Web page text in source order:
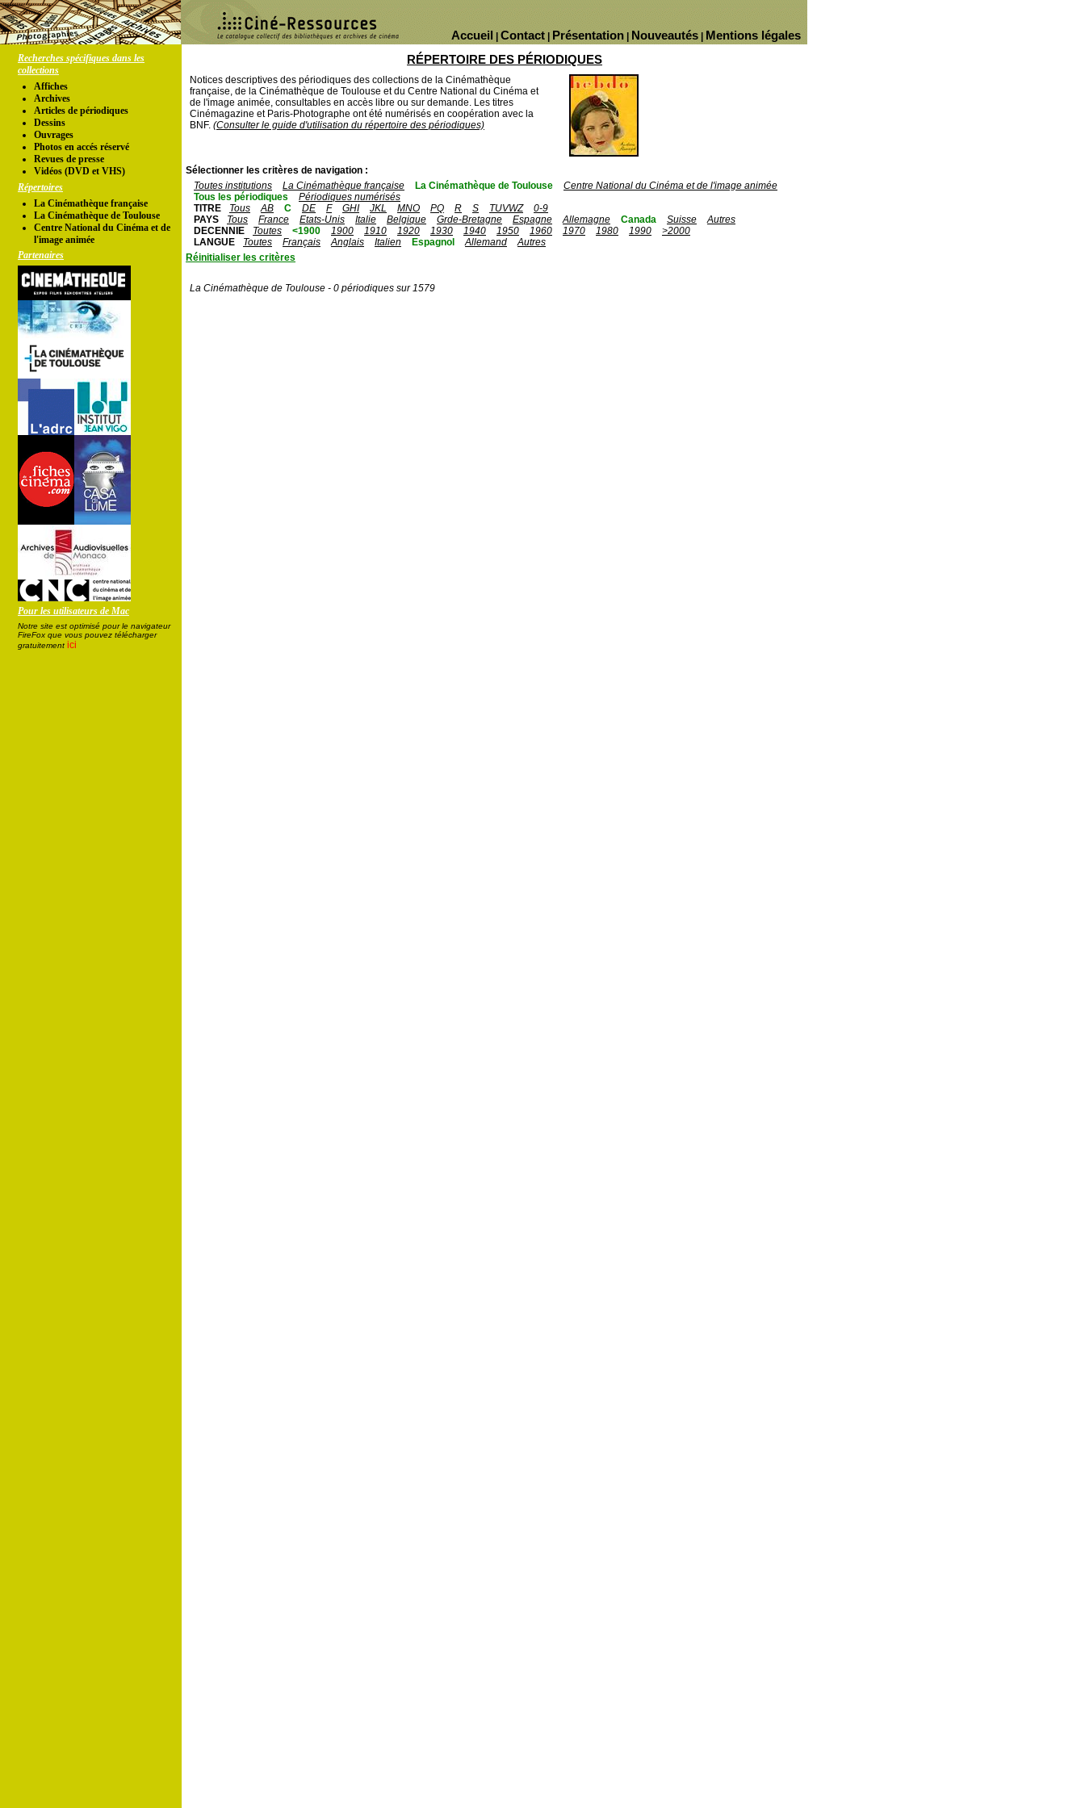
Mentions légales
Nouveautés
Présentation
Contact
Accueil
Recherches spécifiques dans les
collections
Affiches
Archives
Articles de périodiques
Dessins
Ouvrages
Photos en accés réservé
Revues de presse
Vidéos (DVD et VHS)
Répertoires
La Cinémathèque française
La Cinémathèque de Toulouse
Centre National du Cinéma et de
l'image animée
Partenaires
Pour les utilisateurs de Mac
Notre site est optimisé pour le navigateur
FireFox que vous pouvez télécharger
gratuitement ici
RÉPERTOIRE DES PÉRIODIQUES
Notices descriptives des périodiques des collections de la Cinémathèque
française, de la Cinémathèque de Toulouse et du Centre National du Cinéma et
de l'image animée, consultables en accès libre ou sur demande. Les titres
Cinémagazine et Paris-Photographe ont été numérisés en coopération avec la
BNF. (Consulter le guide d'utilisation du répertoire des périodiques)
Sélectionner les critères de navigation :
Toutes institutions
La Cinémathèque française La Cinémathèque de Toulouse
Centre National du Cinéma et de l'image animée
Tous les périodiques
Périodiques numérisés
TITRE
Tous AB C DE F GHI JKL MNO PQ R S TUVWZ
0-9
PAYS
Tous France Etats-Unis Italie Belgique Grde-Bretagne Espagne Allemagne Canada Suisse
Autres
DECENNIE
Toutes <1900 1900 1910 1920 1930 1940 1950 1960 1970 1980 1990
>2000
LANGUE
Toutes Français Anglais Italien Espagnol Allemand
Autres
Réinitialiser les critères
La Cinémathèque de Toulouse - 0 périodiques sur 1579